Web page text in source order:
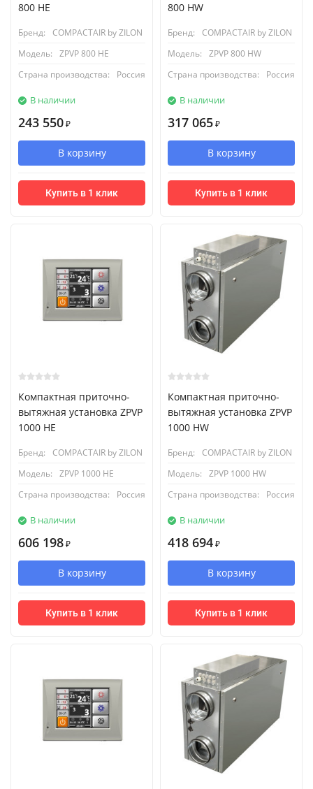
800 HE
Бренд:
COMPACTAIR by ZILON
Модель:
ZPVP 800 HE
Страна производства:
Россия
В наличии
243 550 ₽
В корзину
Купить в 1 клик
800 HW
Бренд:
COMPACTAIR by ZILON
Модель:
ZPVP 800 HW
Страна производства:
Россия
В наличии
317 065 ₽
В корзину
Купить в 1 клик
Компактная приточно-
вытяжная установка ZPVP
1000 HE
Бренд:
COMPACTAIR by ZILON
Модель:
ZPVP 1000 HE
Страна производства:
Россия
В наличии
606 198 ₽
В корзину
Купить в 1 клик
Компактная приточно-
вытяжная установка ZPVP
1000 HW
Бренд:
COMPACTAIR by ZILON
Модель:
ZPVP 1000 HW
Страна производства:
Россия
В наличии
418 694 ₽
В корзину
Купить в 1 клик